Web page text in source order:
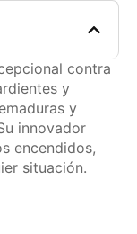
contra
y
y
innovador
encendidos,
situación.